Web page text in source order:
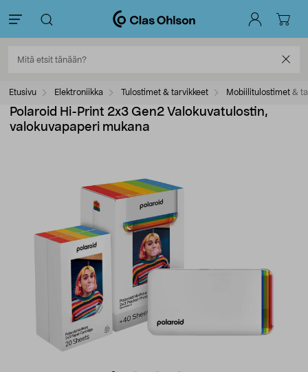
Etusivu Elektroniikka Tulostimet & tarvikkeet Mobiilitulostimet &
Polaroid Hi-Print 2x3 Gen2 Valokuvatulostin,
valokuvapaperi mukana